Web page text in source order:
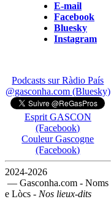
E-mail
Facebook
Bluesky
Instagram
Podcasts sur Ràdio País
@gasconha.com (Bluesky)
Esprit GASCON
(Facebook)
Couleur Gascogne
(Facebook)
2024-2026
— Gasconha.com - Noms
e Lòcs - Nos lieux-dits